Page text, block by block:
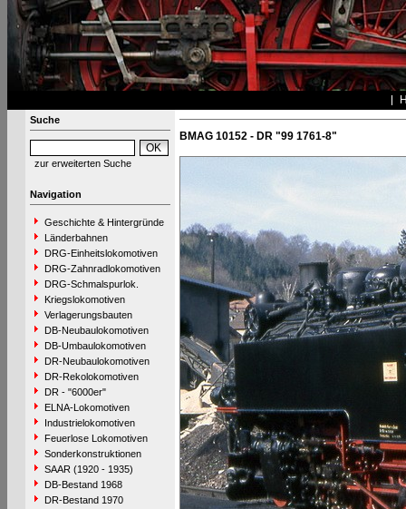
Suche
zur erweiterten Suche
Navigation
Geschichte & Hintergründe
Länderbahnen
DRG-Einheitslokomotiven
DRG-Zahnradlokomotiven
DRG-Schmalspurlok.
Kriegslokomotiven
Verlagerungsbauten
DB-Neubaulokomotiven
DB-Umbaulokomotiven
DR-Neubaulokomotiven
DR-Rekolokomotiven
DR - "6000er"
ELNA-Lokomotiven
Industrielokomotiven
Feuerlose Lokomotiven
Sonderkonstruktionen
SAAR (1920 - 1935)
DB-Bestand 1968
DR-Bestand 1970
BMAG 10152 - DR "99 1761-8"